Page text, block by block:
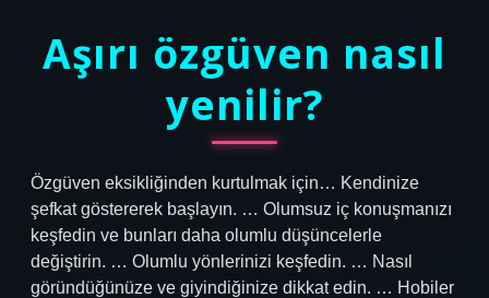
Aşırı özgüven nasıl
yenilir?
Özgüven eksikliğinden kurtulmak için… Kendinize
şefkat göstererek başlayın. … Olumsuz iç konuşmanızı
keşfedin ve bunları daha olumlu düşüncelerle
değiştirin. … Olumlu yönlerinizi keşfedin. … Nasıl
göründüğünüze ve giyindiğinize dikkat edin. … Hobiler